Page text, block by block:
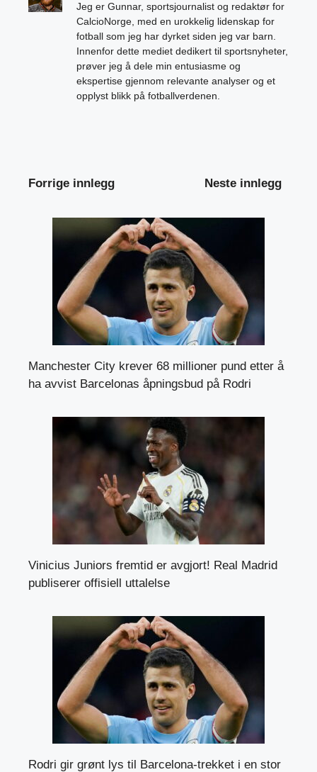
Jeg er Gunnar, sportsjournalist og redaktør for
CalcioNorge, med en urokkelig lidenskap for
fotball som jeg har dyrket siden jeg var barn.
Innenfor dette mediet dedikert til sportsnyheter,
prøver jeg å dele min entusiasme og
ekspertise gjennom relevante analyser og et
opplyst blikk på fotballverdenen.
Forrige innlegg Neste innlegg
Manchester City krever 68 millioner pund etter å
ha avvist Barcelonas åpningsbud på Rodri
Vinicius Juniors fremtid er avgjort! Real Madrid
publiserer offisiell uttalelse
Rodri gir grønt lys til Barcelona-trekket i en stor